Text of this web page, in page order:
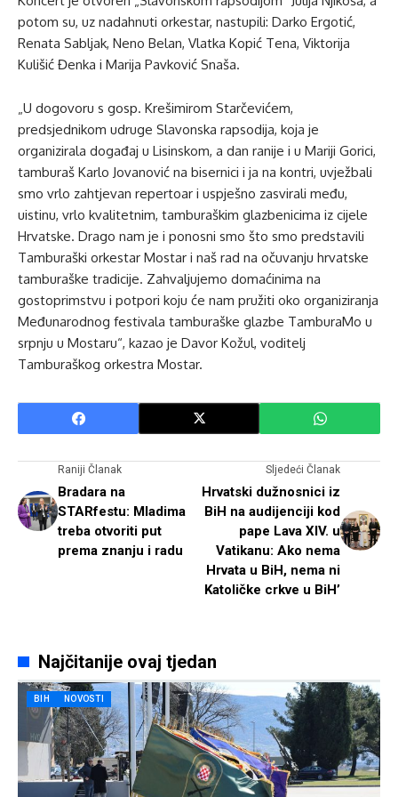
potom su, uz nadahnuti orkestar, nastupili: Darko Ergotić,
Renata Sabljak, Neno Belan, Vlatka Kopić Tena, Viktorija
Kulišić Đenka i Marija Pavković Snaša.
„U dogovoru s gosp. Krešimirom Starčevićem,
predsjednikom udruge Slavonska rapsodija, koja je
organizirala događaj u Lisinskom, a dan ranije i u Mariji Gorici,
tamburaš Karlo Jovanović na bisernici i ja na kontri, uvježbali
smo vrlo zahtjevan repertoar i uspješno zasvirali među,
uistinu, vrlo kvalitetnim, tamburaškim glazbenicima iz cijele
Hrvatske. Drago nam je i ponosni smo što smo predstavili
Tamburaški orkestar Mostar i naš rad na očuvanju hrvatske
tamburaške tradicije. Zahvaljujemo domaćinima na
gostoprimstvu i potpori koju će nam pružiti oko organiziranja
Međunarodnog festivala tamburaške glazbe TamburaMo u
srpnju u Mostaru“, kazao je Davor Kožul, voditelj
Tamburaškog orkestra Mostar.
Raniji Članak
Bradara na
STARfestu: Mladima
treba otvoriti put
prema znanju i radu
Sljedeći Članak
Hrvatski dužnosnici iz
BiH na audijenciji kod
pape Lava XIV. u
Vatikanu: Ako nema
Hrvata u BiH, nema ni
Katoličke crkve u BiH’
Najčitanije ovaj tjedan
BIH NOVOSTI